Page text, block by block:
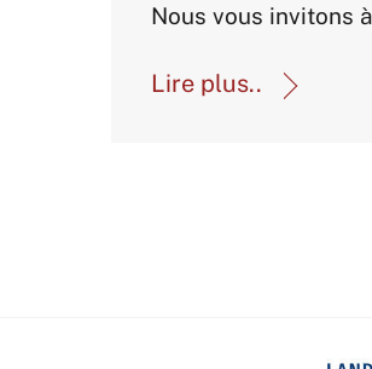
Nous vous invitons
Lire plus..